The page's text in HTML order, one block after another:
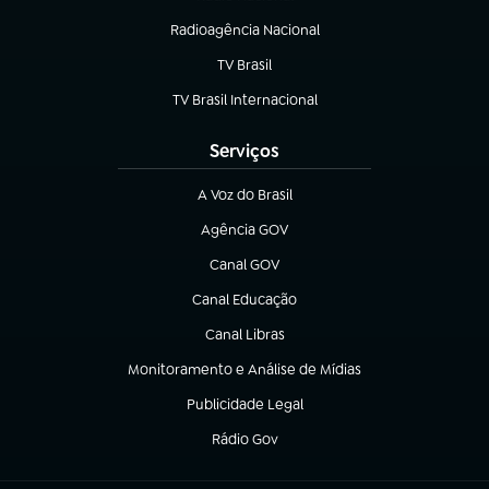
Radioagência Nacional
(abre em nova aba)
TV Brasil
(abre em nova aba)
TV Brasil Internacional
(abre em nova aba)
Serviços
A Voz do Brasil
(abre em nova aba)
Agência GOV
(abre em nova aba)
Canal GOV
(abre em nova aba)
Canal Educação
(abre em nova aba)
Canal Libras
(abre em nova aba)
Monitoramento e Análise de Mídias
(abre em nova aba)
Publicidade Legal
(abre em nova aba)
Rádio Gov
(abre em nova aba)